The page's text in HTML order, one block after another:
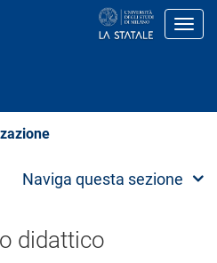
Naviga questa sezione
didattico